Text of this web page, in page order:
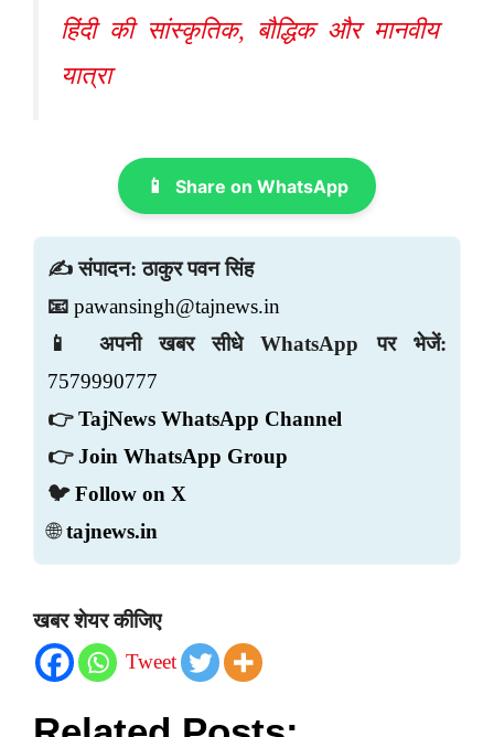
हिंदी की सांस्कृतिक, बौद्धिक और मानवीय
यात्रा
📱 Share on WhatsApp
✍️ संपादन: ठाकुर पवन सिंह
📧 pawansingh@tajnews.in
📱 अपनी खबर सीधे WhatsApp पर भेजें:
7579990777
👉 TajNews WhatsApp Channel
👉 Join WhatsApp Group
🐦 Follow on X
🌐tajnews.in
खबर शेयर कीजिए
Tweet